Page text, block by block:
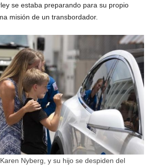
se estaba preparando para su propio
misión de un transbordador.
Nyberg, y su hijo se despiden del